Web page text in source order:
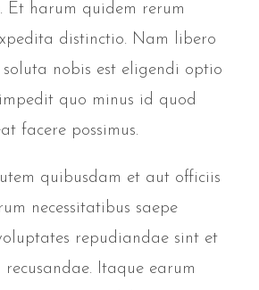
Et harum quidem rerum
distinctio. Nam libero
soluta nobis est eligendi optio
quo minus id quod
facere possimus.
quibusdam et aut officiis
necessitatibus saepe
repudiandae sint et
recusandae. Itaque earum